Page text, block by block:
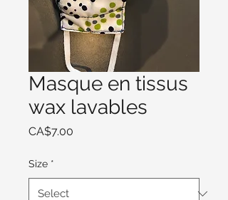
Masque en tissus
wax lavables
CA$7.00
Size *